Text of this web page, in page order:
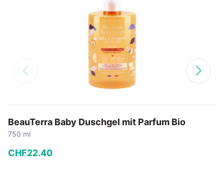
BeauTerra Baby Duschgel mit Parfum Bio
750 ml
CHF22.40